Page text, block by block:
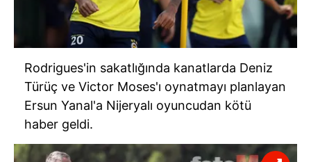
Rodrigues'in sakatlığında kanatlarda Deniz
Türüç ve Victor Moses'ı oynatmayı planlayan
Ersun Yanal'a Nijeryalı oyuncudan kötü
haber geldi.